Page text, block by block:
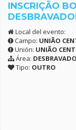
INSCRIÇÃO
Local del evento:
Campo: UNIÃO
Unión: UNIÃO
Área:
Tipo: OUTRO